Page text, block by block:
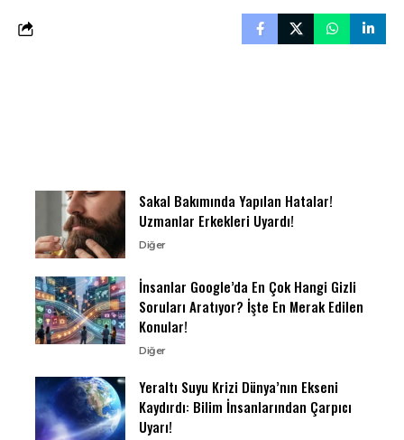
Sakal Bakımında Yapılan Hatalar!
Uzmanlar Erkekleri Uyardı!
Diğer
İnsanlar Google’da En Çok Hangi Gizli
Soruları Aratıyor? İşte En Merak Edilen
Konular!
Diğer
Yeraltı Suyu Krizi Dünya’nın Ekseni
Kaydırdı: Bilim İnsanlarından Çarpıcı
Uyarı!